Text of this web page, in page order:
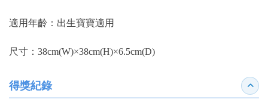
適用年齡：出生寶寶適用
尺寸：38cm(W)×38cm(H)×6.5cm(D)
得獎紀錄 收合